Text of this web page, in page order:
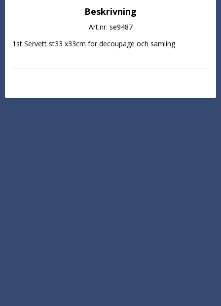
Beskrivning
Art.nr: se9487
1st Servett st33 x33cm för decoupage och samling